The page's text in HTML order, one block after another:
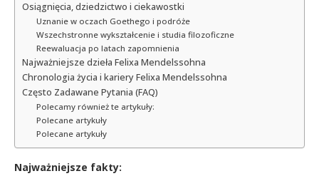
Osiągnięcia, dziedzictwo i ciekawostki
Uznanie w oczach Goethego i podróże
Wszechstronne wykształcenie i studia filozoficzne
Reewaluacja po latach zapomnienia
Najważniejsze dzieła Felixa Mendelssohna
Chronologia życia i kariery Felixa Mendelssohna
Często Zadawane Pytania (FAQ)
Polecamy również te artykuły:
Polecane artykuły
Polecane artykuły
Najważniejsze fakty: